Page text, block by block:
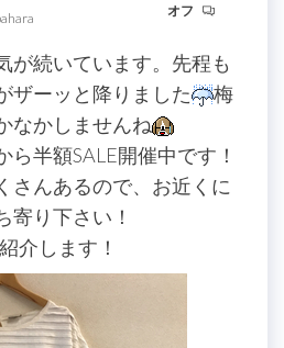
オフ
が続いています。先程も
ザーッと降りました
梅
なかしませんね
ら半額SALE開催中です！
さんあるので、お近くに
寄り下さい！
介します！